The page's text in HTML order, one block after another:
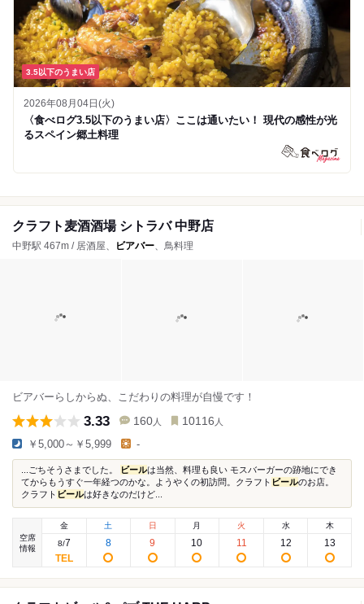
3.5以下のうまい店
2026年08月04日(火)
〈食べログ3.5以下のうまい店〉ここは通いたい！ 現代の感性が光
るスペイン郷土料理
クラフト麦酒酒場 シトラバ 中野店
中野駅 467m / 居酒屋、 ビアバー、鳥料理
ビアバーらしからぬ、こだわりの料理が自慢です！
3.33 160 人 10116 人
￥5,000～￥5,999 -
...ごちそうさまでした。 ビールは当然、料理も良い モスバーガーの跡地にでき
てからもうすぐ一年経つのかな。ようやくの初訪問。クラフト ビールのお店。
クラフト ビールは好きなのだけど...
空席
情報
金
8/7
土
8
日
9
月
10
火
11
水
12
木
13